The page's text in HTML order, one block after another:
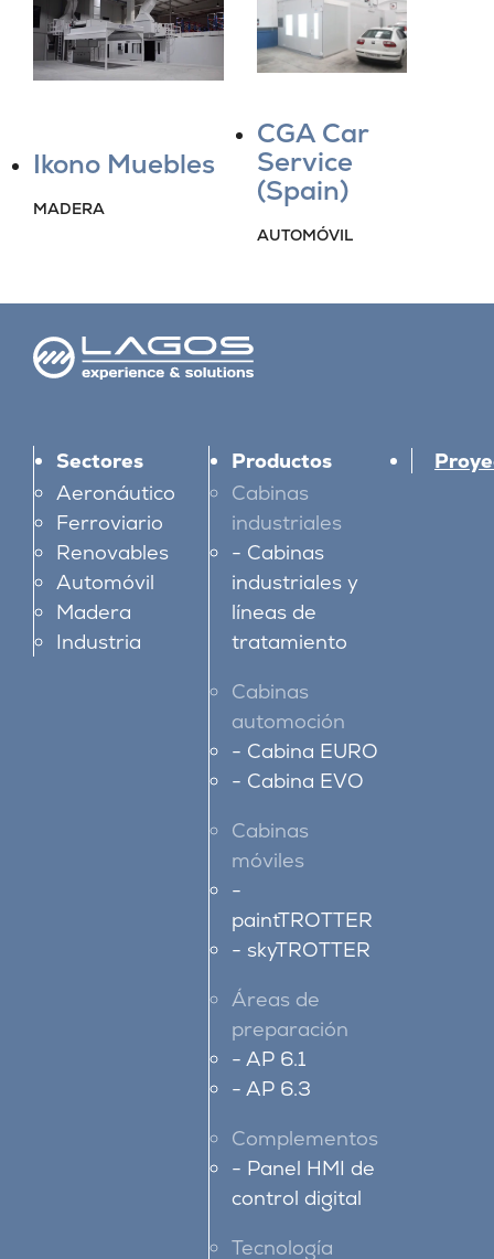
Ikono Muebles
MADERA
CGA Car
Service
(Spain)
AUTOMÓVIL
Sectores
Aeronáutico
Ferroviario
Renovables
Automóvil
Madera
Industria
Productos
Cabinas
industriales
Cabinas
industriales y
líneas de
tratamiento
Cabinas
automoción
Cabina EURO
Cabina EVO
Cabinas
móviles
paintTROTTER
skyTROTTER
Áreas de
preparación
AP 6.1
AP 6.3
Complementos
Panel HMI de
control digital
Tecnología